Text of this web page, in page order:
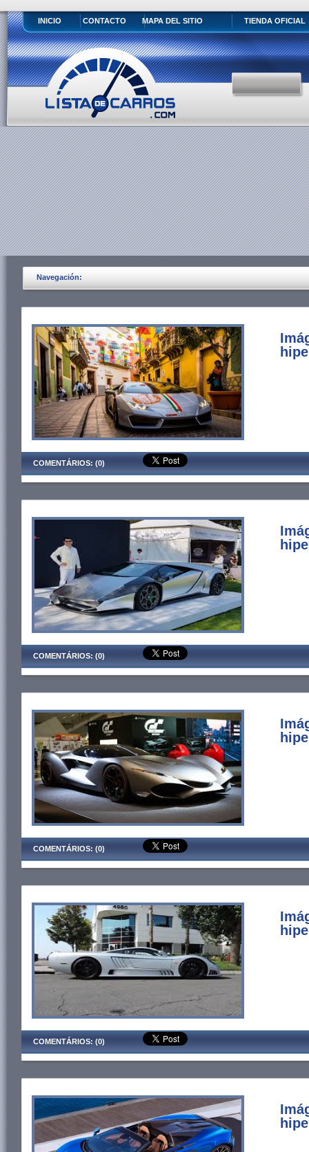
INICIO CONTACTO MAPA DEL SITIO TIENDA OFICIAL
Navegación:
COMENTÁRIOS: (0)
COMENTÁRIOS: (0)
COMENTÁRIOS: (0)
COMENTÁRIOS: (0)